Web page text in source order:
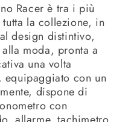
Racer è tra i più
la collezione, in
design distintivo,
moda, pronta a
una volta
equipaggiato con un
dispone di
con